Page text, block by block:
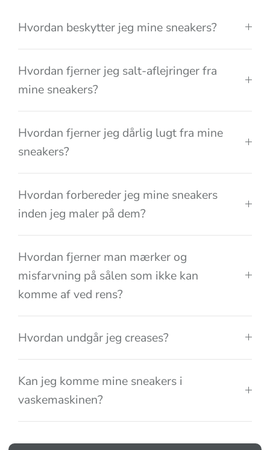
Hvordan beskytter jeg mine sneakers?
Hvordan fjerner jeg salt-aflejringer fra
mine sneakers?
Hvordan fjerner jeg dårlig lugt fra mine
sneakers?
Hvordan forbereder jeg mine sneakers
inden jeg maler på dem?
Hvordan fjerner man mærker og
misfarvning på sålen som ikke kan
komme af ved rens?
Hvordan undgår jeg creases?
Kan jeg komme mine sneakers i
vaskemaskinen?